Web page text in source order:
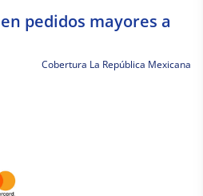
pedidos mayores a
Cobertura La República Mexicana